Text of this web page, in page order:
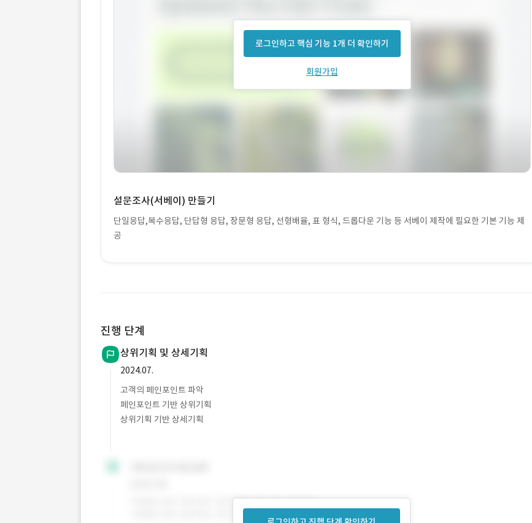
로그인하고 핵심 기능 1개 더 확인하기
회원가입
설문조사(서베이) 만들기
단일응답,복수응답, 단답형 응답, 장문형 응답, 선형배율, 표 형식, 드롭다운 기능 등 서베이 제작에 필요한 기본 기능 제
공
진행 단계
상위기획 및 상세기획
2024.07.
고객의 페인포인트 파악
페인포인트 기반 상위기획
상위기획 기반 상세기획